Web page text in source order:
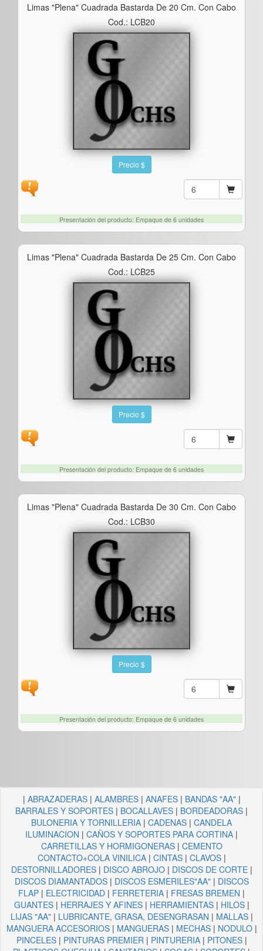
Limas "plena" Cuadrada Bastarda De 20 Cm. Con Cabo
Cod.: LCB20
Precio $
Presentación del producto: Empaque de 6 unidades
Limas "plena" Cuadrada Bastarda De 25 Cm. Con Cabo
Cod.: LCB25
Precio $
Presentación del producto: Empaque de 6 unidades
Limas "plena" Cuadrada Bastarda De 30 Cm. Con Cabo
Cod.: LCB30
Precio $
Presentación del producto: Empaque de 6 unidades
| ABRAZADERAS| ALAMBRES| ANAFES| BANDAS "AA"|
BARRALES Y SOPORTES | BOCALLAVES | BORDEADORAS |
BULONERIA Y TORNILLERIA | CADENAS | CANDELA
ILUMINACION | CAÑOS Y SOPORTES PARA CORTINA |
CARRETILLAS Y HORMIGONERAS| CEMENTO
CONTACTO+COLA VINILICA| CINTAS| CLAVOS|
DESTORNILLADORES| DISCO ABROJO| DISCOS DE CORTE|
DISCOS DIAMANTADOS| DISCOS ESMERILES"AA"| DISCOS
FLAP | ELECTRICIDAD | FERRETERIA | FRESAS BREMEN |
GUANTES| HERRAJES Y AFINES| HERRAMIENTAS| HILOS|
LIJAS "AA"| LUBRICANTE, GRASA, DESENGRASAN | MALLAS|
MANGUERA ACCESORIOS| MANGUERAS| MECHAS| NODULO|
PINCELES| PINTURAS PREMIER | PINTURERIA| PITONES|